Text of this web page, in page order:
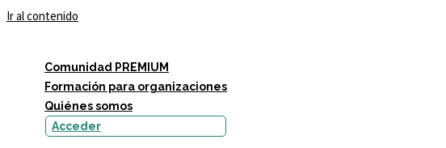
Ir al contenido
Comunidad PREMIUM
Formación para organizaciones
Quiénes somos
Acceder